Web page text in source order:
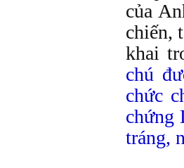
của
chiến,
khai
chú
chức
chứng
tráng,